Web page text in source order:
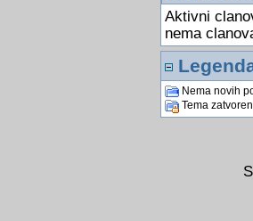
Aktivni
nema
Nema novih
Tema